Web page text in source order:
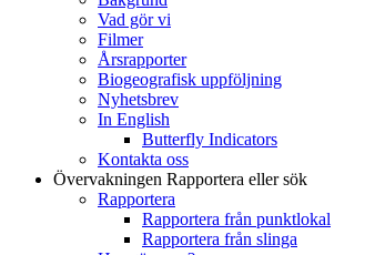
Vad gör vi
Filmer
Årsrapporter
Biogeografisk uppföljning
Nyhetsbrev
In English
Butterfly Indicators
Kontakta oss
Övervakningen Rapportera eller sök
Rapportera
Rapportera från punktlokal
Rapportera från slinga